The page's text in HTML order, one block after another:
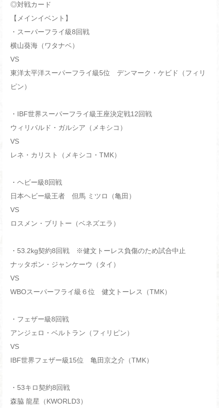
◎対戦カード
【メインイベント】
・スーパーフライ級8回戦
横山葵海（ワタナベ）
VS
東洋太平洋スーパーフライ級5位 デンマーク・ケビド（フィリ
ピン）
・IBF世界スーパーフライ級王座決定戦12回戦
ウィリバルド・ガルシア（メキシコ）
VS
レネ・カリスト（メキシコ・TMK）
・ヘビー級8回戦
日本ヘビー級王者 但馬 ミツロ（亀田）
VS
ロスメン・ブリトー（ベネズエラ）
・53.2kg契約8回戦 ※健文トーレス負傷のため試合中止
ナッタポン・ジャンケーウ（タイ）
VS
WBOスーパーフライ級６位 健文トーレス（TMK）
・フェザー級8回戦
アンジェロ・ベルトラン（フィリピン）
VS
IBF世界フェザー級15位 亀田京之介（TMK）
・53キロ契約8回戦
森脇 龍星（KWORLD3）